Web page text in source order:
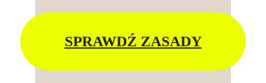
SPRAWDŹ ZASADY